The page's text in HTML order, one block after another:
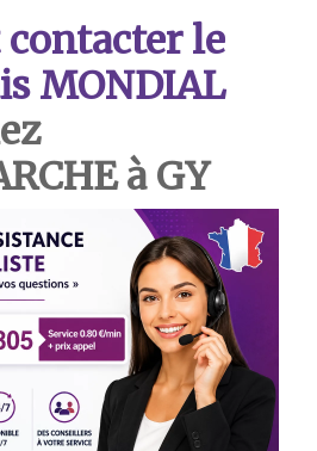
le
MONDIAL
à GY